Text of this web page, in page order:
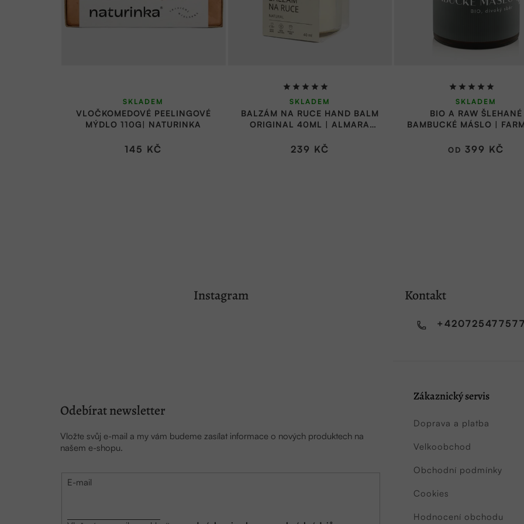
VLOČKOMEDOVÉ PEELINGOVÉ
MÝDLO 110G| NATURINKA
SKLADEM
145 KČ
BALZÁM NA RUCE HAND BALM
ORIGINAL 40ML | ALMARA
Průměrné
hodnocení
produktu
5,0
SKLADEM
239 KČ
BIO A RAW ŠLEHANÉ
BAMBUCKÉ MÁSLO |
Průměrné
hodnocení
produktu
5,0
SKLADEM
OD 399 KČ
Instagram Kontakt
Odebírat newsletter
Vložte svůj e-mail a my vám budeme zasílat informace o nových produktech na
našem e-shopu.
E-mail
Zákaznický servis
Doprava a platba
Velkoobchod
Obchodní podmínky
Cookies
Hodnocení obchodu